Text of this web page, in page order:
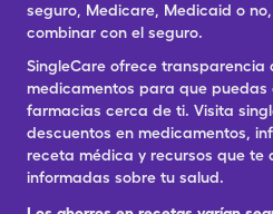
seguro, Medicare, Medicaid o
combinar con el seguro.
SingleCare ofrece transparencia
medicamentos para que
farmacias cerca de ti. Visita
descuentos en medicamentos,
receta médica y recursos que te
informadas sobre tu salud.